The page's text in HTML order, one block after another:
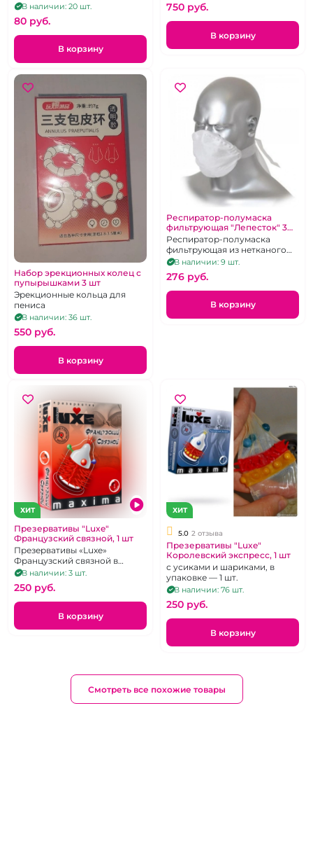
В наличии: 20 шт.
80 pуб.
В корзину
750 pуб.
В корзину
Набор эрекционных колец с
пупырышками 3 шт
Эрекционные кольца для
пениса
В наличии: 36 шт.
550 pуб.
В корзину
Респиратор-полумаска
фильтрующая "Лепесток" 3
шт
Респиратор-полумаска
фильтрующая из нетканого
материала, оснащённая
носовым зажимом.
В наличии: 9 шт.
276 pуб.
В корзину
ХИТ
Презервативы "Luxe"
Французский связной, 1 шт
Презервативы «Luxe»
Французский связной в
упаковке 1 шт.
В наличии: 3 шт.
250 pуб.
В корзину
ХИТ
5.0 2 отзыва
Презервативы "Luxe"
Королевский экспресс, 1 шт
с усиками и шариками, в
упаковке — 1 шт.
В наличии: 76 шт.
250 pуб.
В корзину
Смотреть все похожие товары